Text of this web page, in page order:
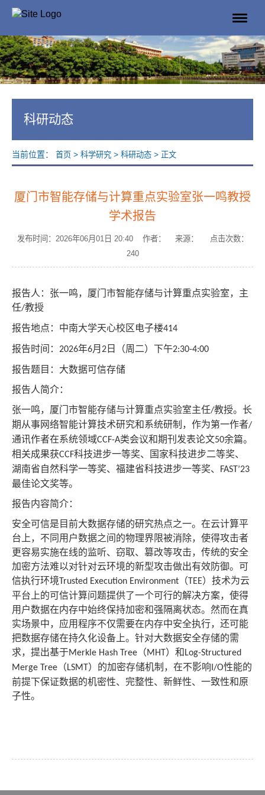
科研动态
当前位置： 首页 > 科学研究 > 科研动态 > 正文
厦门市智能存储与计算重点实验室张一鸣教授
学术报告
发布时间：2026年06月01日 20:40 作者： 来源： 点击次数：
240
报告人：张一鸣，厦门市智能存储与计算重点实验室，主
任/教授
报告地点：中南大学天心校区电子楼414
报告时间： 2026年6月 2 日（周二）下午2:30-4:00
报告题目：大数据可信存储
报告人简介：
张一鸣，厦门市智能存储与计算重点实验室主任/教授。长
期从事网络智能计算技术研究和系统研制，作为第一作者/
通讯作者在系统领域CCF-A类会议和期刊发表论文50余篇。
相关成果获CCF科技进步一等奖、国家科技进步二等奖、
湖南省自然科学一等奖、福建省科技进步一等奖、
FAST’23
最佳论文奖等。
报告内容简介：
安全可信是目前大数据存储的研究热点之一。在云计算平
台上，不同用户数据之间的物理界限被消除，使得攻击者
更容易实施在线的监听、窃取、篡改等攻击，传统的安全
加密方法难以对针对云环境的新型攻击做出有效防御。可
信执行环境 Trusted Execution Environment （ TEE）技术为云
平台上的可信计算问题提供了一个可行的解决方案，使得
用户数据在内存中始终保持加密和强隔离状态。然而在真
实场景中，应用程序不仅需要在内存中安全执行，还可能
把数据存储在持久化设备上。针对大数据安全存储的需
求，提出基于Merkle Hash Tree （MHT ）和 Log-Structured
Merge Tree （LSMT ）的加密存储机制，在不影响 I/O性能的
前提下保证数据的机密性、完整性、新鲜性、一致性和原
子性。